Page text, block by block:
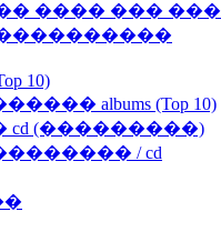
���� ���
10)
albums (Top 10)
(���������)
/ cd